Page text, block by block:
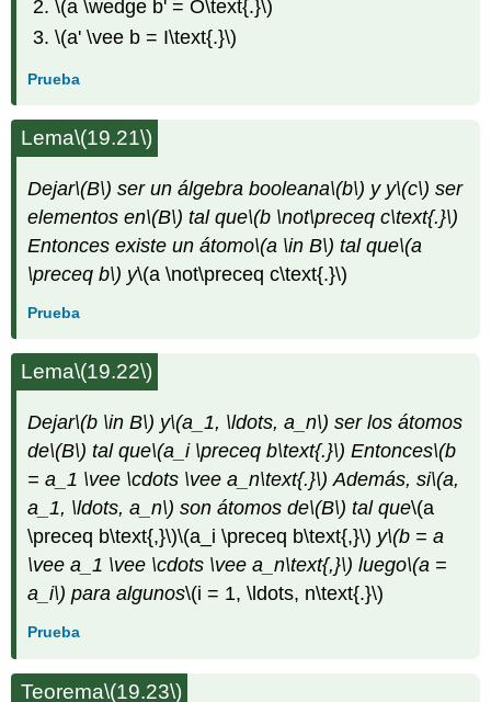
\(a \wedge b' = O\text{.}\)
\(a' \vee b = I\text{.}\)
Prueba
Lema\(19.21\)
Dejar\(B\) ser un álgebra booleana\(b\) y y\(c\) ser
elementos en\(B\) tal que\(b \not\preceq c\text{.}\)
Entonces existe un átomo\(a \in B\) tal que\(a
\preceq b\) y\(a \not\preceq c\text{.}\)
Prueba
Lema\(19.22\)
Dejar\(b \in B\) y\(a_1, \ldots, a_n\) ser los átomos
de\(B\) tal que\(a_i \preceq b\text{.}\) Entonces\(b
= a_1 \vee \cdots \vee a_n\text{.}\) Además, si\(a,
a_1, \ldots, a_n\) son átomos de\(B\) tal que\(a
\preceq b\text{,}\)\(a_i \preceq b\text{,}\) y\(b = a
\vee a_1 \vee \cdots \vee a_n\text{,}\) luego\(a =
a_i\) para algunos\(i = 1, \ldots, n\text{.}\)
Prueba
Teorema\(19.23\)